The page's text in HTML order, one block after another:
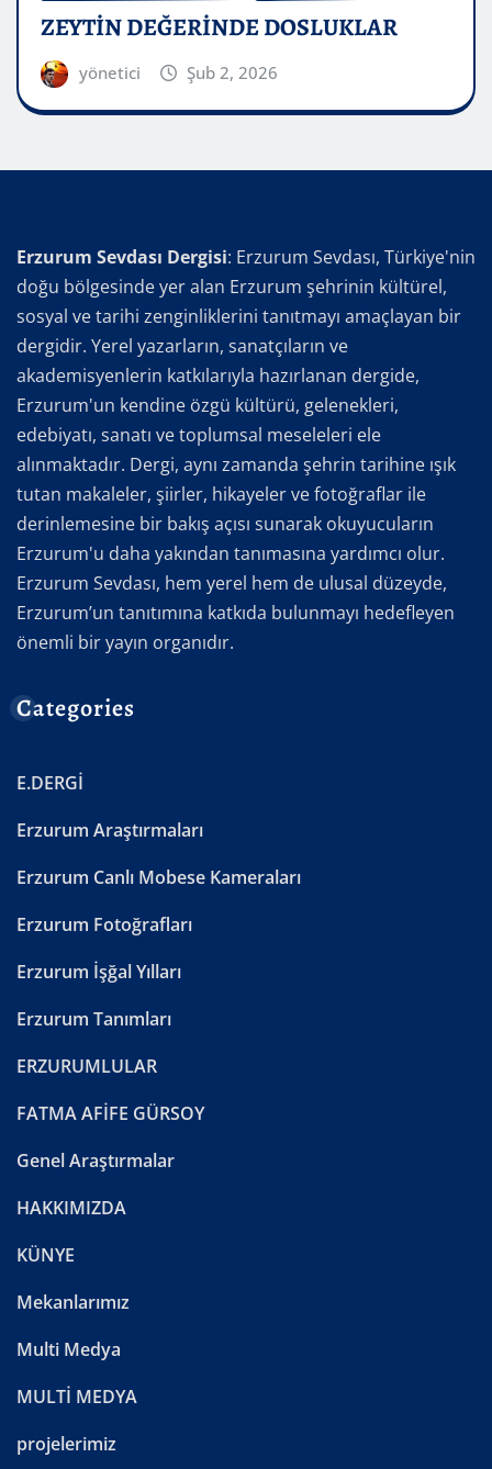
ZEYTİN DEĞERİNDE DOSLUKLAR
yönetici Şub 2, 2026
Erzurum Sevdası Dergisi: Erzurum Sevdası, Türkiye'nin
doğu bölgesinde yer alan Erzurum şehrinin kültürel,
sosyal ve tarihi zenginliklerini tanıtmayı amaçlayan bir
dergidir. Yerel yazarların, sanatçıların ve
akademisyenlerin katkılarıyla hazırlanan dergide,
Erzurum'un kendine özgü kültürü, gelenekleri,
edebiyatı, sanatı ve toplumsal meseleleri ele
alınmaktadır. Dergi, aynı zamanda şehrin tarihine ışık
tutan makaleler, şiirler, hikayeler ve fotoğraflar ile
derinlemesine bir bakış açısı sunarak okuyucuların
Erzurum'u daha yakından tanımasına yardımcı olur.
Erzurum Sevdası, hem yerel hem de ulusal düzeyde,
Erzurum’un tanıtımına katkıda bulunmayı hedefleyen
önemli bir yayın organıdır.
Categories
E.DERGİ
Erzurum Araştırmaları
Erzurum Canlı Mobese Kameraları
Erzurum Fotoğrafları
Erzurum İşğal Yılları
Erzurum Tanımları
ERZURUMLULAR
FATMA AFİFE GÜRSOY
Genel Araştırmalar
HAKKIMIZDA
KÜNYE
Mekanlarımız
Multi Medya
MULTİ MEDYA
projelerimiz